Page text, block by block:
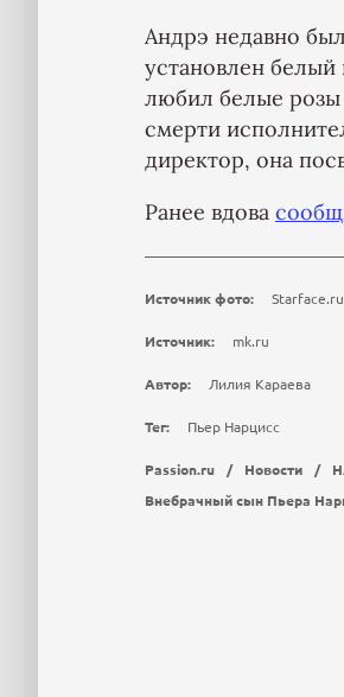
Андрэ недавно
установлен белый
любил белые розы
смерти
директор, она
Ранее вдова
Источник фото: Starface.ru
Источник: mk.ru
Автор: Лилия Караева
Тег: Пьер Нарцисс
Passion.ru / Новости /
Внебрачный сын Пьера